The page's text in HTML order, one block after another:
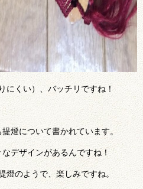
にくい）、バッチリですね！
燈について書かれています。
デザインがあるんですね！
燈のようで、楽しみですね。